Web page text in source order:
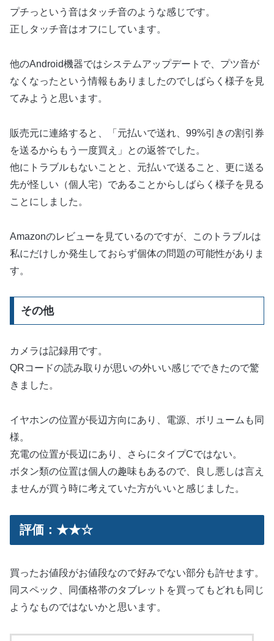
プチっという音はタッチ音のような感じです。
正しタッチ音はオフにしています。
他のAndroid機器ではシステムアップデートで、プツ音が
なくなったという情報もありましたのでしばらく様子を見
てみようと思います。
販売元に連絡すると、「元払いで送れ、99%引きの割引券
を送るからもう一度買え」との返答でした。
他にトラブルもないことと、元払いで送ること、更に送る
先が怪しい（個人宅）であることからしばらく様子を見る
ことにしました。
Amazonのレビューを見ているのですが、このトラブルは
私にだけしか発生しておらず個体の問題の可能性がありま
す。
その他
カメラは記録用です。
QRコードの読み取りが思いの外いい感じでできたので驚
きました。
イヤホンの位置が長辺方向にあり、電源、ボリュームも同
様。
充電の位置が長辺にあり、さらにタイプCではない。
ボタン類の位置は個人の趣味もあるので、良し悪しは言え
ませんが買う時に考えていた方がいいと感じました。
評価：★★☆
買ったお値段がお値段なので好みでない部分も許せます。
同スペック、同価格帯のタブレットを買ってもどれも同じ
ようなものではないかと思います。